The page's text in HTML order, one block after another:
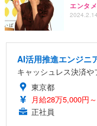
エンタメ
AI活用推進エンジニ
キャッシュレス決済
東京都
月給28万5,000円～
正社員